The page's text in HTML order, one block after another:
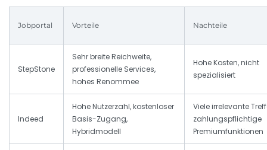
Jobportal Vorteile Nachteile
StepStone
Sehr breite Reichweite,
professionelle Services,
hohes Renommee
Hohe Kosten, nicht
spezialisiert
Indeed
Hohe Nutzerzahl, kostenloser
Basis-Zugang,
Hybridmodell
Viele irrelevante
zahlungspflichtige
Premiumfunktionen